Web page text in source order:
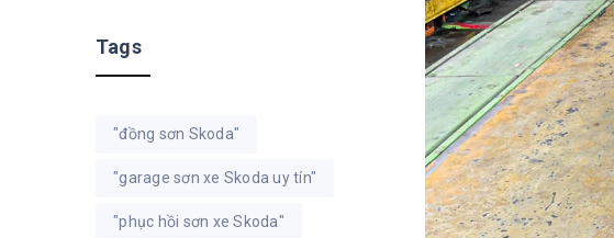
Tags
"đồng sơn Skoda"
"garage sơn xe Skoda uy tín"
"phục hồi sơn xe Skoda"